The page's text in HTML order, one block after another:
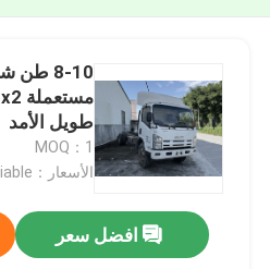
8-10
طويل الأمد
MOQ：1
الأسعار：negotiable
افضل سعر